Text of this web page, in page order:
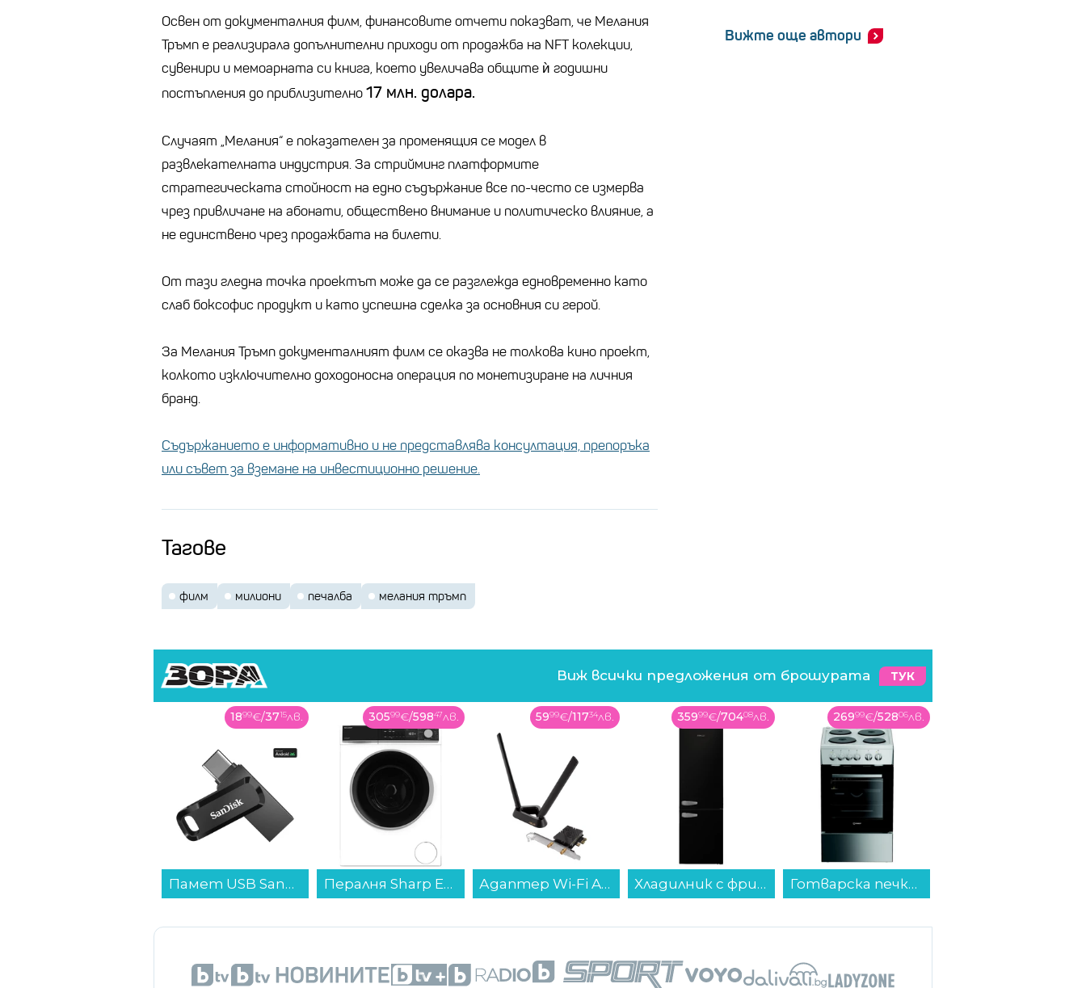
Освен от документалния филм, финансовите отчети показват, че Мелания
Тръмп е реализирала допълнителни приходи от продажба на NFT колекции,
сувенири и мемоарната си книга, което увеличава общите ѝ годишни
постъпления до приблизително17 млн. долара.
Случаят „Мелания“ е показателен за променящия се модел в
развлекателната индустрия. За стрийминг платформите
стратегическата стойност на едно съдържание все по-често се измерва
чрез привличане на абонати, обществено внимание и политическо влияние, а
не единствено чрез продажбата на билети.
От тази гледна точка проектът може да се разглежда едновременно като
слаб боксофис продукт и като успешна сделка за основния си герой.
За Мелания Тръмп документалният филм се оказва не толкова кино проект,
колкото изключително доходоносна операция по монетизиране на личния
бранд.
Съдържанието е информативно и не представлява консултация, препоръка
или съвет за вземане на инвестиционно решение.
Тагове
филм милиони печалба мелания тръмп
Вижте още автори
Виж всички предложения от брошурата ТУК
30599€/59847лв.
Пералня Sharp ES-NFB814AWNA , 1400 об./мин., 8.00 kg, A , Бял...
5999€/11734лв.
Адаптер Wi-Fi ASUS PCE-BE92BT, BE9400, Tri-Band...
35999€/70408лв.
Хладилник с фризер Finlux FXCA 31330 BLE RETRO , 268 l, E , Статична , Черен...
26999€/52806лв.
Готварска печка (ток) Indesit I5E5PMS , 4 ток , INOX...
7199€/14081лв.
Кухненски комплект Tefal P0009553 EXCELLENCE+ 3 части...